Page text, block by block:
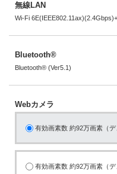
無線LAN
Wi-Fi
Bluetooth®
Bluetooth® (Ver5.1)
Webカメラ
有効画素数 約92万画素（デ
有効画素数 約92万画素（